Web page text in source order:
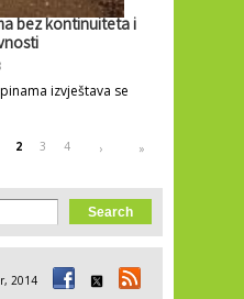
bez kontinuiteta i
izvještava se
2 3 4 › »
2014